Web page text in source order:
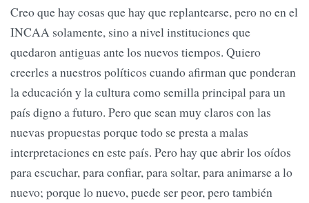
Creo que hay cosas que hay que replantearse, pero no en el
INCAA solamente, sino a nivel instituciones que
quedaron antiguas ante los nuevos tiempos. Quiero
creerles a nuestros políticos cuando afirman que ponderan
la educación y la cultura como semilla principal para un
país digno a futuro. Pero que sean muy claros con las
nuevas propuestas porque todo se presta a malas
interpretaciones en este país. Pero hay que abrir los oídos
para escuchar, para confiar, para soltar, para animarse a lo
nuevo; porque lo nuevo, puede ser peor, pero también